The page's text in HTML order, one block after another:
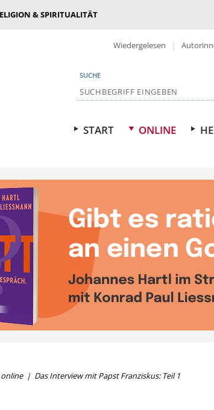
& SPIRITUALITÄT
Wiedergelesen
SUCHE
START ONLINE
Das Interview mit Papst Franziskus: Teil 1